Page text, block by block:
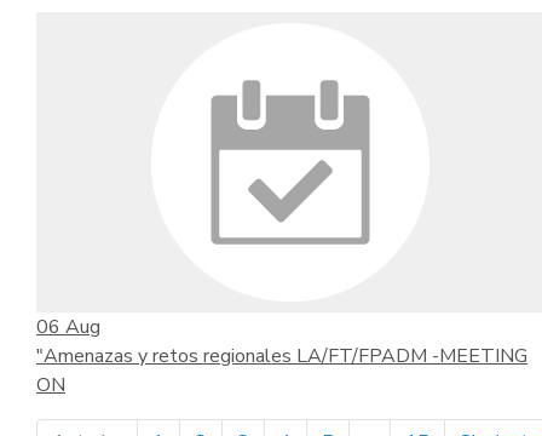
06 Aug
"Amenazas y retos regionales LA/FT/FPADM -MEETING
ON